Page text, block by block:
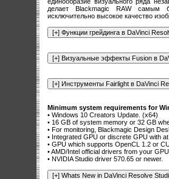
делает Blackmagic RAW самым
исключительно высокое качество
Minimum system requirements for
• Windows 10 Creators Update. (x64)
• 16 GB of system memory or 32 GB
• For monitoring, Blackmagic Design
• Integrated GPU or discrete GPU with
• GPU which supports OpenCL 1.2 or
• AMD/Intel official drivers from your
• NVIDIA Studio driver 570.65 or newer.